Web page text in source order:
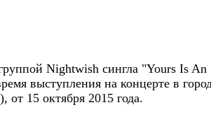
Nightwish сингла "Yours Is An
выступления на концерте в
15 октября 2015 года.